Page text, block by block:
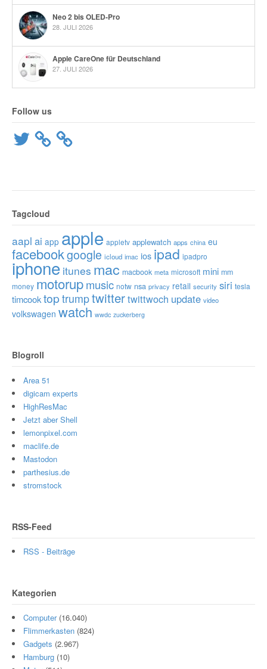
Neo 2 bis OLED-Pro
28. JULI 2026
Apple CareOne für Deutschland
27. JULI 2026
Follow us
Twitter
Tagcloud
aapl ai app apple appletv applewatch apps china eu
facebookgoogle icloud imac ios ipad ipadpro
iphone itunes mac macbook meta microsoft mini mm
money motorupmusic notw nsa privacy retail security siri tesla
timcooktop trumptwittertwittwoch update video
volkswagen watch wwdc zuckerberg
Blogroll
Area 51
digicam experts
HighResMac
Jetzt aber Shell
lemonpixel.com
maclife.de
Mastodon
parthesius.de
stromstock
RSS-Feed
RSS - Beiträge
Kategorien
Computer(16.040)
Flimmerkasten (824)
Gadgets (2.967)
Hamburg (10)